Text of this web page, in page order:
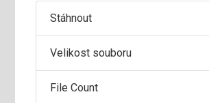
Stáhnout
Velikost souboru
File Count